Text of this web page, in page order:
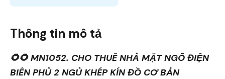
Thông tin mô tả
🌻🌻 MN1052. CHO THUÊ NHÀ MẶT NGÕ ĐIỆN
BIÊN PHỦ 2 NGỦ KHÉP KÍN ĐỒ CƠ BẢN